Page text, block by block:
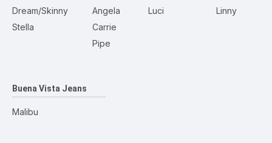
Dream/Skinny
Stella
Angela
Carrie
Pipe
Luci
Linny
Buena Vista Jeans
Malibu